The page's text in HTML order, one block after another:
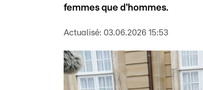
femmes que d'hommes.
Actualisé: 03.06.2026 15:53